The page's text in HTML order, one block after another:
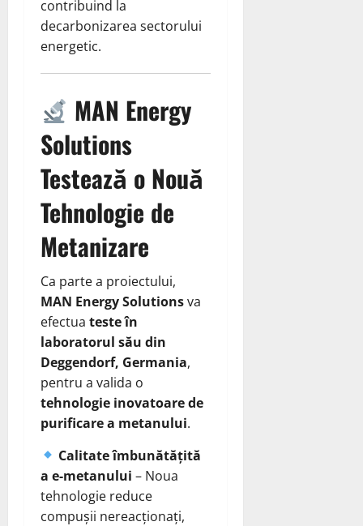
contribuind la
decarbonizarea sectorului
energetic.
MAN Energy
Solutions
Testează o Nouă
Tehnologie de
Metanizare
Ca parte a proiectului,
MAN Energy Solutionsva
efectua teste în
laboratorul său din
Deggendorf, Germania,
pentru a valida o
tehnologie inovatoare de
purificare a metanului.
Calitate îmbunătățită
a e-metanului – Noua
tehnologie reduce
compușii nereacționați,